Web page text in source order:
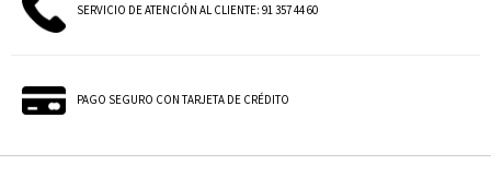
SERVICIO DE ATENCIÓN AL CLIENTE: 91 357 44 60
PAGO SEGURO CON TARJETA DE CRÉDITO